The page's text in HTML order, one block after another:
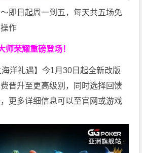
即日起周一到五，每天共五场免
作
师荣耀重磅登场！
海洋礼遇】今1月30日起全新改版
晋升至更高级别，同时选择回馈
更多详细信息可以至官网或游戏